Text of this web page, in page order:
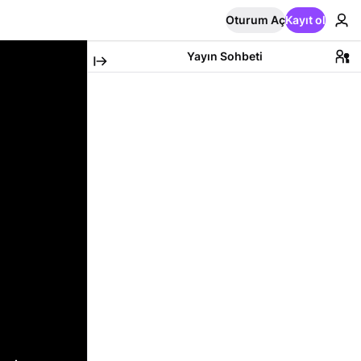
Oturum AçKayıt ol
Yayın Sohbeti